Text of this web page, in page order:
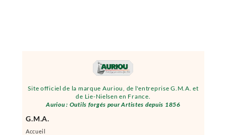
Site officiel de la marque Auriou, de l'entreprise G.M.A. et
de Lie-Nielsen en France.
Auriou : Outils forgés pour Artistes depuis 1856
G.M.A.
Accueil